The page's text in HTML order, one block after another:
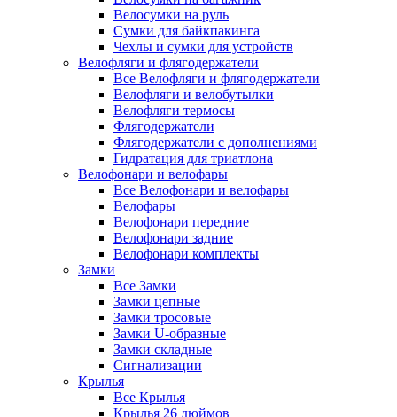
Велосумки на руль
Сумки для байкпакинга
Чехлы и сумки для устройств
Велофляги и флягодержатели
Все Велофляги и флягодержатели
Велофляги и велобутылки
Велофляги термосы
Флягодержатели
Флягодержатели с дополнениями
Гидратация для триатлона
Велофонари и велофары
Все Велофонари и велофары
Велофары
Велофонари передние
Велофонари задние
Велофонари комплекты
Замки
Все Замки
Замки цепные
Замки тросовые
Замки U-образные
Замки складные
Сигнализации
Крылья
Все Крылья
Крылья 26 дюймов